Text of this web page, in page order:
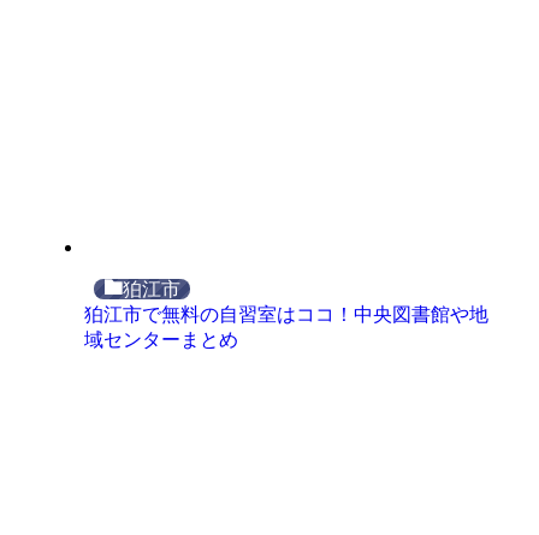
狛江市
狛江市で無料の自習室はココ！中央図書館や地
域センターまとめ